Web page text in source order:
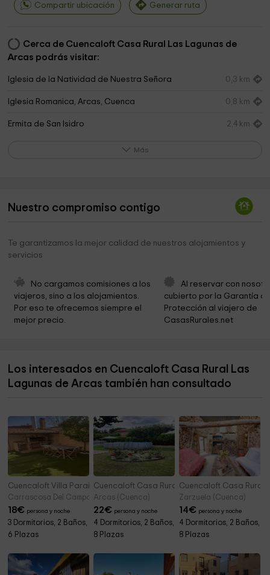
Compartir ubicación Generar ruta
Cerca de Cuencaloft Casa Rural Las Lagunas de
Arcas podrás visitar:
Iglesia de la Natividad de Nuestra Señora 0,3 km
Iglesia Romanica, Arcas, Cuenca 0,8 km
Ermita de San Isidro 2,4 km
Complejo Lagunar de Ballesteros
Ermita de San Antonio 3,7 km
Iglesia de Mohorte
Iglesia Cristiana "LA LUZ DEL MUNDO"
Principes Park
Parroquia de la Natividad 7,6 km
Parroquia San Román Mártir 7,8 km
Columbario San Román Mártir
Más
Nuestro compromiso contigo
Te garantizamos la mejor calidad de nuestros alojamientos y
servicios
No cargamos comisiones a los
viajeros, sino a los alojamientos.
Por eso te ofrecemos siempre el
mejor precio.
Al reservar con
cubierto por la Garantía
Protección al viajero de
CasasRurales.net
Los interesados en Cuencaloft Casa Rural Las
Lagunas de Arcas también han consultado
Cuencaloft Villa Paraíso
Carrascosa Del Campo (Cuenca)
18€ persona y noche
3 Dormitorios, 2 Baños,
6 Plazas
Cuencaloft Casa Rural Cañada Molina
Arcas (Cuenca)
22€ persona y noche
4 Dormitorios, 2 Baños,
8 Plazas
Cuencaloft Casa Rural
Zarzuela (Cuenca)
14€ persona y noche
4 Dormitorios, 2 Baños,
8 Plazas